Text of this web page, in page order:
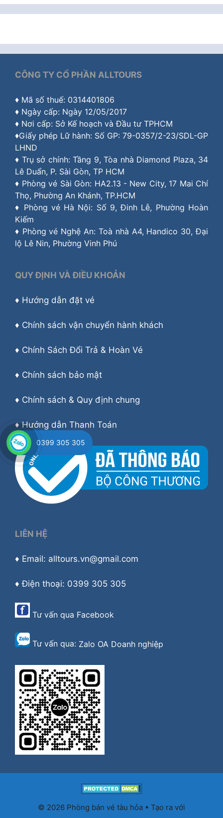
CÔNG TY CỔ PHẦN ALLTOURS
♦ Mã số thuế: 0314401806
♦ Ngày cấp: Ngày 12/05/2017
♦ Nơi cấp: Sở Kế hoạch và Đầu tư TPHCM
♦Giấy phép Lữ hành: Số GP: 79-0357/2-23/SDL-GP
LHND
♦ Trụ sở chính: Tầng 9, Tòa nhà Diamond Plaza, 34
Lê Duẩn, P. Sài Gòn, TP HCM
♦ Phòng vé Sài Gòn: HA2.13 - New City, 17 Mai Chí
Thọ, Phường An Khánh, TP.HCM
♦ Phòng vé Hà Nội: Số 9, Đinh Lễ, Phường Hoàn
Kiếm
♦ Phòng vé Nghệ An: Toà nhà A4, Handico 30, Đại
lộ Lê Nin, Phường Vinh Phú
QUY ĐỊNH VÀ ĐIỀU KHOẢN
♦ Hướng dẫn đặt vé
♦ Chính sách vận chuyển hành khách
♦ Chính Sách Đổi Trả & Hoàn Vé
♦ Chính sách bảo mật
♦ Chính sách & Quy định chung
♦Hướng dẫn Thanh Toán
LIÊN HỆ
♦ Email: alltours.vn@gmail.com
♦ Điện thoại: 0399 305 305
Tư vấn qua Facebook
Tư vấn qua: Zalo OA Doanh nghiệp
© 2026 Phòng bán vé tàu hỏa • Tạo ra với
0399 305 305